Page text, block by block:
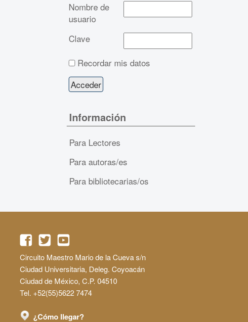
Nombre de
usuario
Clave
Recordar mis datos
Información
Para Lectores
Para autoras/es
Para bibliotecarias/os
Circuito Maestro Mario de la Cueva s/n
Ciudad Universitaria, Deleg. Coyoacán
Ciudad de México, C.P. 04510
Tel. +52(55)5622 7474
¿Cómo llegar?